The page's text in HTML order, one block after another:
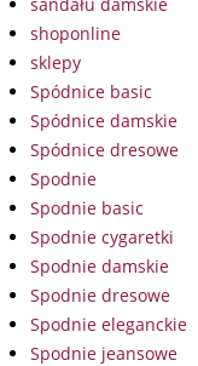
shoponline
sklepy
Spódnice basic
Spódnice damskie
Spódnice dresowe
Spodnie
Spodnie basic
Spodnie cygaretki
Spodnie damskie
Spodnie dresowe
Spodnie eleganckie
Spodnie jeansowe